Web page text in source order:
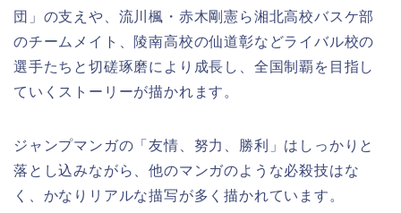
団」の支えや、流川楓・赤木剛憲ら湘北高校バスケ部
のチームメイト、陵南高校の仙道彰などライバル校の
選手たちと切磋琢磨により成長し、全国制覇を目指し
ていくストーリーが描かれます。
ジャンプマンガの「友情、努力、勝利」はしっかりと
落とし込みながら、他のマンガのような必殺技はな
く、かなりリアルな描写が多く描かれています。